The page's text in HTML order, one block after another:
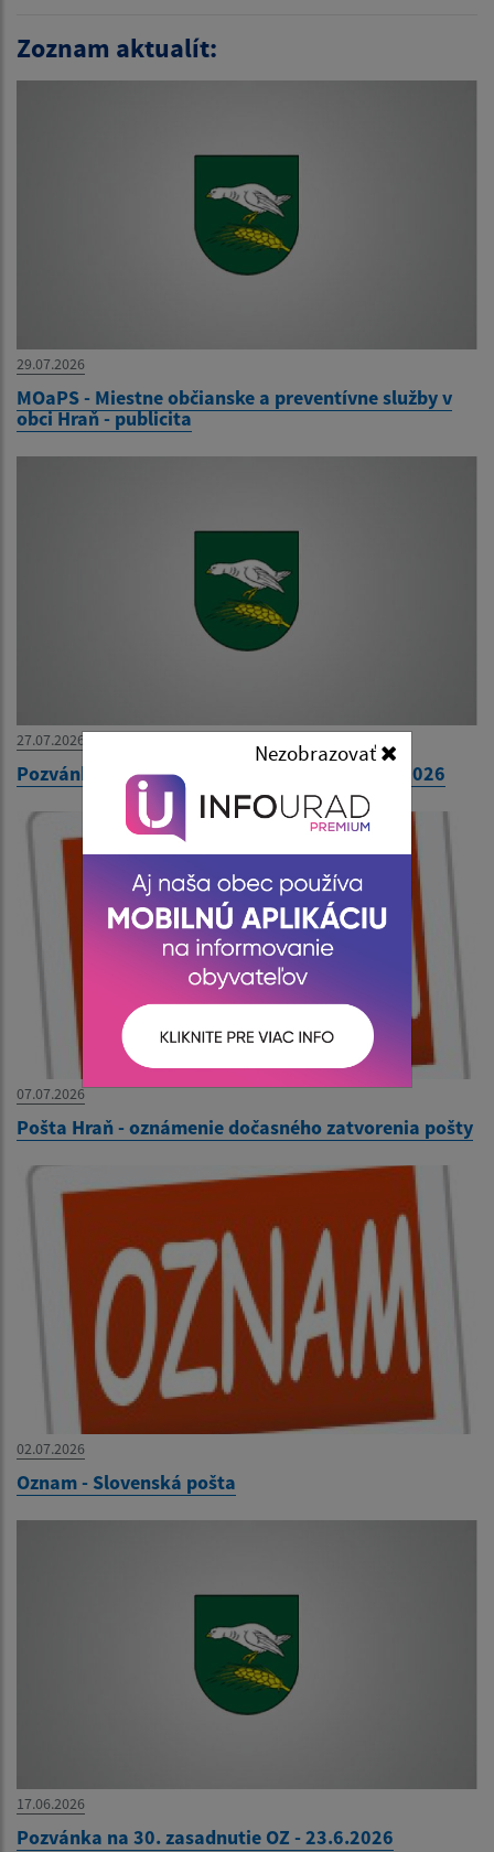
Zoznam aktualít:
29.07.2026
MOaPS - Miestne občianske a preventívne služby v
obci Hraň - publicita
27.07.2026
Pozvánka na 31. zasadnutie OZ dňa 30. júla 2026
07.07.2026
Pošta Hraň - oznámenie dočasného zatvorenia pošty
02.07.2026
Oznam - Slovenská pošta
17.06.2026
Pozvánka na 30. zasadnutie OZ - 23.6.2026
Nezobrazovať